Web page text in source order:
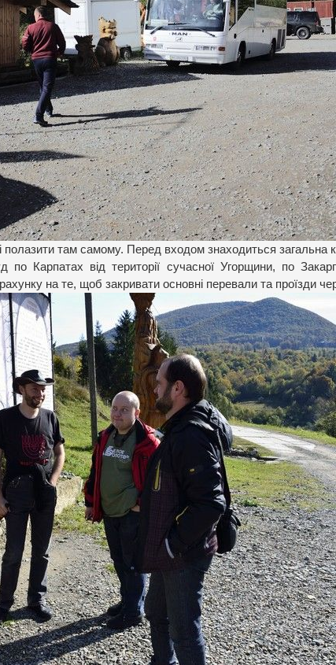
там самому. Перед входом знаходиться загальна
по Карпатах від території сучасної Угорщини, по
на те, щоб закривати основні перевали та проїзди